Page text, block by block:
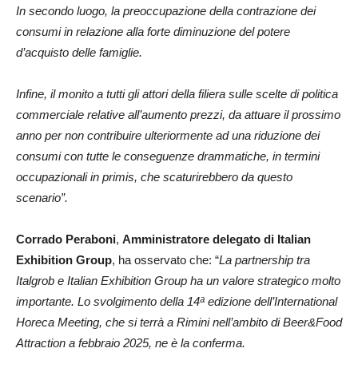
In secondo luogo, la preoccupazione della contrazione dei
consumi in relazione alla forte diminuzione del potere
d’acquisto delle famiglie.
Infine, il monito a tutti gli attori della filiera sulle scelte di politica
commerciale relative all’aumento prezzi, da attuare il prossimo
anno per non contribuire ulteriormente ad una riduzione dei
consumi con tutte le conseguenze drammatiche, in termini
occupazionali in primis, che scaturirebbero da questo
scenario”.
Corrado Peraboni, Amministratore delegato di Italian
Exhibition Group, ha osservato che: “La partnership tra
Italgrob e Italian Exhibition Group ha un valore strategico molto
importante. Lo svolgimento della 14ª edizione dell’International
Horeca Meeting, che si terrà a Rimini nell’ambito di Beer&Food
Attraction a febbraio 2025, ne è la conferma.